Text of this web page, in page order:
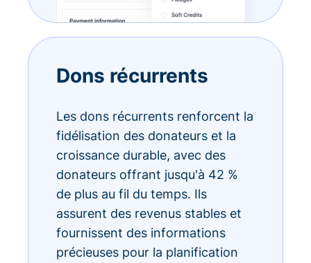
Dons récurrents
Les dons récurrents renforcent la
fidélisation des donateurs et la
croissance durable, avec des
donateurs offrant jusqu'à 42 %
de plus au fil du temps. Ils
assurent des revenus stables et
fournissent des informations
précieuses pour la planification